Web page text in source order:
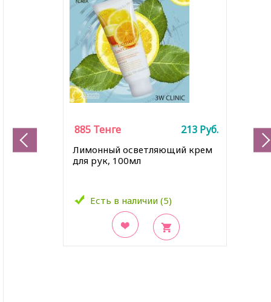
Лимонный осветляющий крем
для рук, 100мл
Есть в наличии (5)
885 Тенге 213 Руб.